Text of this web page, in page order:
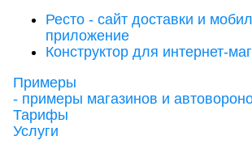
Ресто - сайт доставки и
приложение
Конструктор для интернет-
Примеры
- примеры магазинов и
Тарифы
Услуги